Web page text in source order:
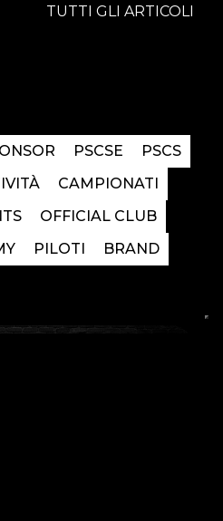
TUTTI GLI ARTICOLI
PSCSE
PSCS
CAMPIONATI
OFFICIAL CLUB
PILOTI
BRAND